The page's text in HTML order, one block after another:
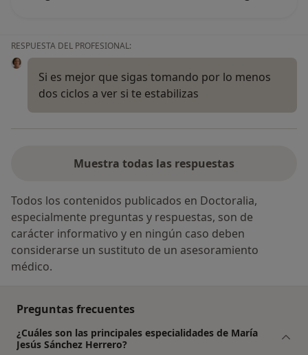
RESPUESTA DEL PROFESIONAL:
Si es mejor que sigas tomando por lo menos
dos ciclos a ver si te estabilizas
Muestra todas las respuestas
Todos los contenidos publicados en Doctoralia,
especialmente preguntas y respuestas, son de
carácter informativo y en ningún caso deben
considerarse un sustituto de un asesoramiento
médico.
Preguntas frecuentes
¿Cuáles son las principales especialidades de María
Jesús Sánchez Herrero?